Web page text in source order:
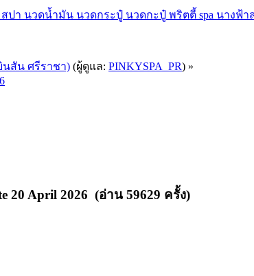
มสปา นวดน้ำมัน นวดกระปู๋ นวดกะปู๋ พริตตี้ spa นาง
นสัน ศรีราชา) (ผู้ดูแล: PINKYSPA_PR) »
20 April 2026 (อ่าน 59629 ครั้ง)